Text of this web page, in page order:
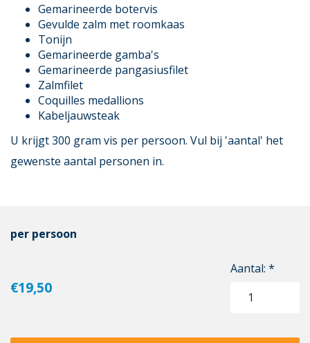
Gemarineerde botervis
Gevulde zalm met roomkaas
Tonijn
Gemarineerde gamba's
Gemarineerde pangasiusfilet
Zalmfilet
Coquilles medallions
Kabeljauwsteak
U krijgt 300 gram vis per persoon. Vul bij 'aantal' het
gewenste aantal personen in.
per persoon
€19,50
Aantal: *